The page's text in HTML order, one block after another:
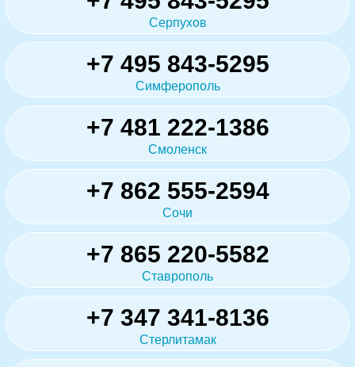
Серпухов
+7 495 843-5295
Симферополь
+7 481 222-1386
Смоленск
+7 862 555-2594
Сочи
+7 865 220-5582
Ставрополь
+7 347 341-8136
Стерлитамак